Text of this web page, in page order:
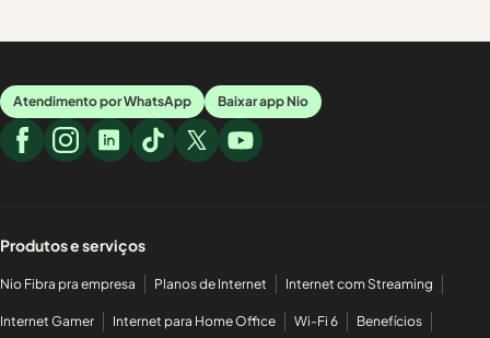
Atendimento por WhatsApp Baixar app Nio
Produtos e serviços
Nio Fibra pra empresa Planos de Internet Internet com Streaming
Internet Gamer Internet para Home Office Wi-Fi 6 Benefícios